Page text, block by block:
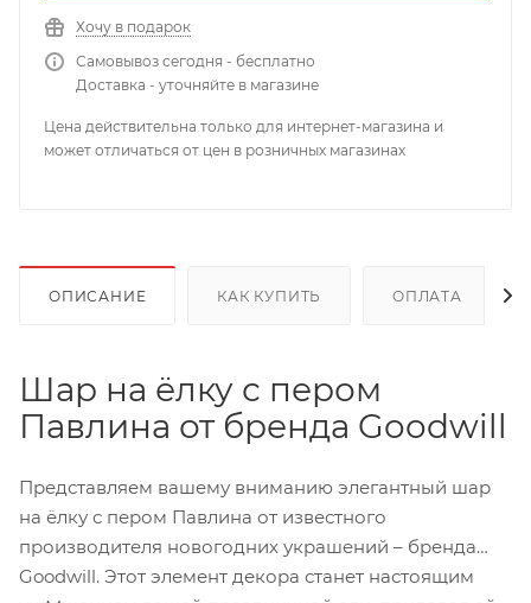
Хочу в подарок
Самовывоз сегодня - бесплатно
Доставка - уточняйте в магазине
Цена действительна только для интернет-магазина и
может отличаться от цен в розничных магазинах
ОПИСАНИЕ КАК КУПИТЬ ОПЛАТА
Шар на ёлку с пером
Павлина от бренда Goodwill
Представляем вашему вниманию элегантный шар
на ёлку с пером Павлина от известного
производителя новогодних украшений – бренда
Goodwill. Этот элемент декора станет настоящим